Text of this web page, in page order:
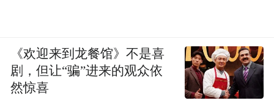
《欢迎来到龙餐馆》不是喜
剧，但让“骗”进来的观众依
然惊喜